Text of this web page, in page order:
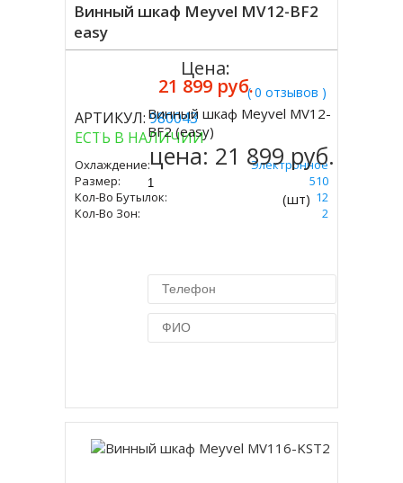
Винный шкаф Meyvel MV12-BF2
easy
( 0 отзывов )
АРТИКУЛ:980043
ЕСТЬ В НАЛИЧИИ
Охлаждение:
Электронное
Размер:
534 Х 340 Х 510
Кол-Во Бутылок:
12
Кол-Во Зон:
2
Цена:
21 899 руб.
Купить
Винный шкаф Meyvel MV12-
BF2 (easy)
цена: 21 899 руб.
(шт)